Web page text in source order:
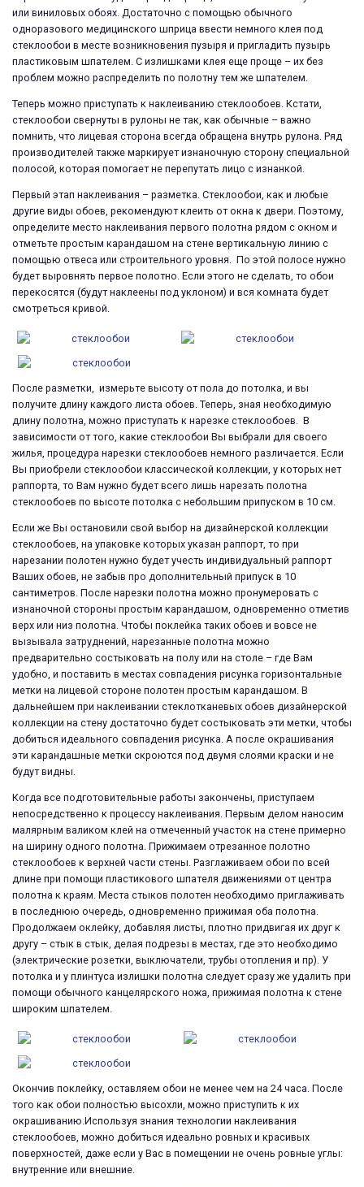
или виниловых обоях. Достаточно с помощью обычного
одноразового медицинского шприца ввести немного клея под
стеклообои в месте возникновения пузыря и пригладить пузырь
пластиковым шпателем. С излишками клея еще проще – их без
проблем можно распределить по полотну тем же шпателем.
Теперь можно приступать к наклеиванию стеклообоев. Кстати,
стеклообои свернуты в рулоны не так, как обычные – важно
помнить, что лицевая сторона всегда обращена внутрь рулона. Ряд
производителей также маркирует изнаночную сторону специальной
полосой, которая помогает не перепутать лицо с изнанкой.
Первый этап наклеивания – разметка. Стеклообои, как и любые
другие виды обоев, рекомендуют клеить от окна к двери. Поэтому,
определите место наклеивания первого полотна рядом с окном и
отметьте простым карандашом на стене вертикальную линию с
помощью отвеса или строительного уровня. По этой полосе нужно
будет выровнять первое полотно. Если этого не сделать, то обои
перекосятся (будут наклеены под уклоном) и вся комната будет
смотреться кривой.
После разметки, измерьте высоту от пола до потолка, и вы
получите длину каждого листа обоев. Теперь, зная необходимую
длину полотна, можно приступать к нарезке стеклообоев. В
зависимости от того, какие стеклообои Вы выбрали для своего
жилья, процедура нарезки стеклообоев немного различается. Если
Вы приобрели стеклообои классической коллекции, у которых нет
раппорта, то Вам нужно будет всего лишь нарезать полотна
стеклообоев по высоте потолка с небольшим припуском в 10 см.
Если же Вы остановили свой выбор на дизайнерской коллекции
стеклообоев, на упаковке которых указан раппорт, то при
нарезании полотен нужно будет учесть индивидуальный раппорт
Ваших обоев, не забыв про дополнительный припуск в 10
сантиметров. После нарезки полотна можно пронумеровать с
изнаночной стороны простым карандашом, одновременно отметив
верх или низ полотна. Чтобы поклейка таких обоев и вовсе не
вызывала затруднений, нарезанные полотна можно
предварительно состыковать на полу или на столе – где Вам
удобно, и поставить в местах совпадения рисунка горизонтальные
метки на лицевой стороне полотен простым карандашом. В
дальнейшем при наклеивании стеклотканевых обоев дизайнерской
коллекции на стену достаточно будет состыковать эти метки, чтобы
добиться идеального совпадения рисунка. А после окрашивания
эти карандашные метки скроются под двумя слоями краски и не
будут видны.
Когда все подготовительные работы закончены, приступаем
непосредственно к процессу наклеивания. Первым делом наносим
малярным валиком клей на отмеченный участок на стене примерно
на ширину одного полотна. Прижимаем отрезанное полотно
стеклообоев к верхней части стены. Разглаживаем обои по всей
длине при помощи пластикового шпателя движениями от центра
полотна к краям. Места стыков полотен необходимо приглаживать
в последнюю очередь, одновременно прижимая оба полотна.
Продолжаем оклейку, добавляя листы, плотно придвигая их друг к
другу – стык в стык, делая подрезы в местах, где это необходимо
(электрические розетки, выключатели, трубы отопления и пр). У
потолка и у плинтуса излишки полотна следует сразу же удалить при
помощи обычного канцелярского ножа, прижимая полотна к стене
широким шпателем.
Окончив поклейку, оставляем обои не менее чем на 24 часа. После
того как обои полностью высохли, можно приступить к их
окрашиванию.Используя знания технологии наклеивания
стеклообоев, можно добиться идеально ровных и красивых
поверхностей, даже если у Вас в помещении не очень ровные углы:
внутренние или внешние.